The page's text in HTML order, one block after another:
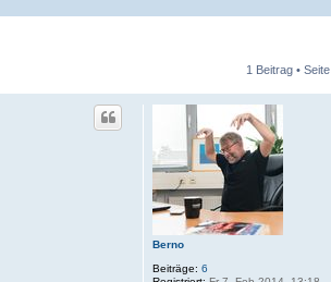
1 Beitrag • Seite
Berno
Beiträge: 6